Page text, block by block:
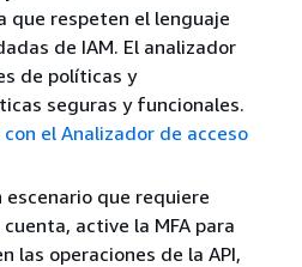
que respeten el lenguaje
de IAM. El analizador
de políticas y
seguras y funcionales.
el Analizador de acceso
escenario que requiere
active la MFA para
las operaciones de la API,